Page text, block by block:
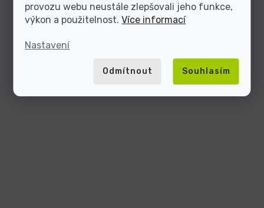
provozu webu neustále zlepšovali jeho funkce,
výkon a použitelnost.Více informací
Nastavení
Odmítnout Souhlasím